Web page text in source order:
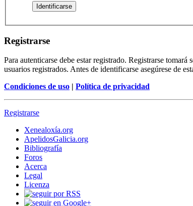
Registrarse
Para autenticarse debe estar registrado. Registrarse
usuarios registrados. Antes de identificarse asegúrese de
Condiciones de uso | Política de privacidad
Registrarse
Xenealoxía.org
ApelidosGalicia.org
Bibliografía
Foros
Acerca
Legal
Licenza